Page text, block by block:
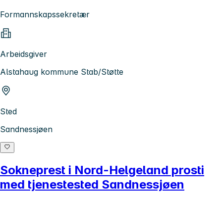
Formannskapssekretær
Arbeidsgiver
Alstahaug kommune Stab/Støtte
Sted
Sandnessjøen
Sokneprest i Nord-Helgeland prosti
med tjenestested Sandnessjøen